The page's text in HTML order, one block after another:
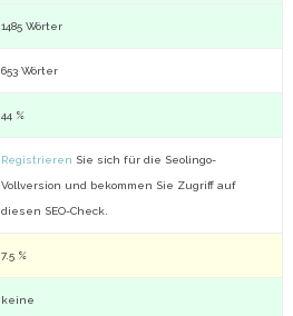
1485 Wörter
653 Wörter
44 %
Registrieren Sie sich für die Seolingo-
Vollversion und bekommen Sie Zugriff auf
diesen SEO-Check.
7.5 %
keine